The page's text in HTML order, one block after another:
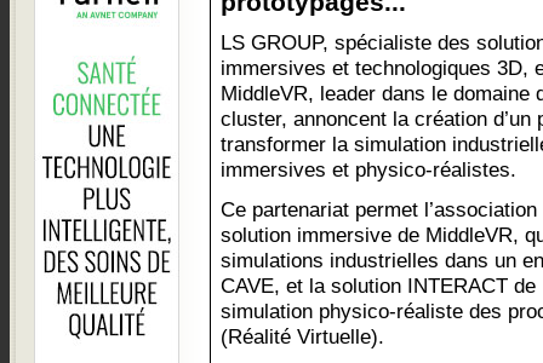
LS GROUP, spécialiste des
immersives et technologiques 3D,
MiddleVR, leader dans le domaine
cluster, annoncent la création
transformer la simulation
immersives et physico-réalistes.
Ce partenariat permet
solution immersive de MiddleVR,
simulations industrielles dans un
CAVE, et la solution INTERACT
simulation physico-réaliste des
(Réalité Virtuelle).